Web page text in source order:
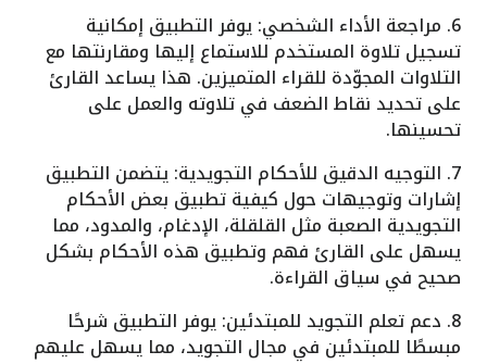
6. مراجعة الأداء الشخصي: يوفر التطبيق إمكانية
تسجيل تلاوة المستخدم للاستماع إليها ومقارنتها مع
التلاوات المجوّدة للقراء المتميزين. هذا يساعد القارئ
على تحديد نقاط الضعف في تلاوته والعمل على
تحسينها.
7. التوجيه الدقيق للأحكام التجويدية: يتضمن التطبيق
إشارات وتوجيهات حول كيفية تطبيق بعض الأحكام
التجويدية الصعبة مثل القلقلة، الإدغام، والمدود، مما
يسهل على القارئ فهم وتطبيق هذه الأحكام بشكل
صحيح في سياق القراءة.
8. دعم تعلم التجويد للمبتدئين: يوفر التطبيق شرحًا
مبسطًا للمبتدئين في مجال التجويد، مما يسهل عليهم